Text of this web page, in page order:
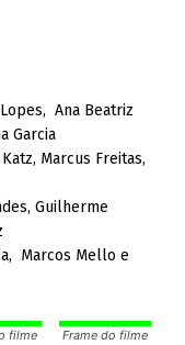
Ana Beatriz
Garcia
Marcus Freitas,
Guilherme
Marcos Mello e
filme
Frame do filme